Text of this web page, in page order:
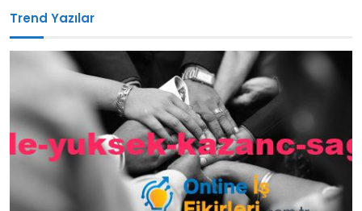
Trend Yazılar